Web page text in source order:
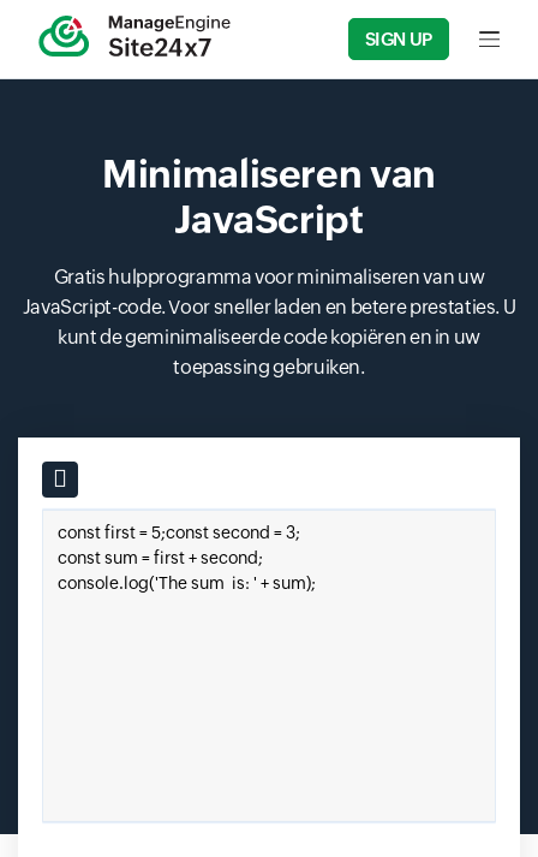
SIGN UP Input
Minimaliseren van
JavaScript
Gratis hulpprogramma voor minimaliseren van uw
JavaScript-code. Voor sneller laden en betere prestaties. U
kunt de geminimaliseerde code kopiëren en in uw
toepassing gebruiken.
Input field
Enter Javascript Input